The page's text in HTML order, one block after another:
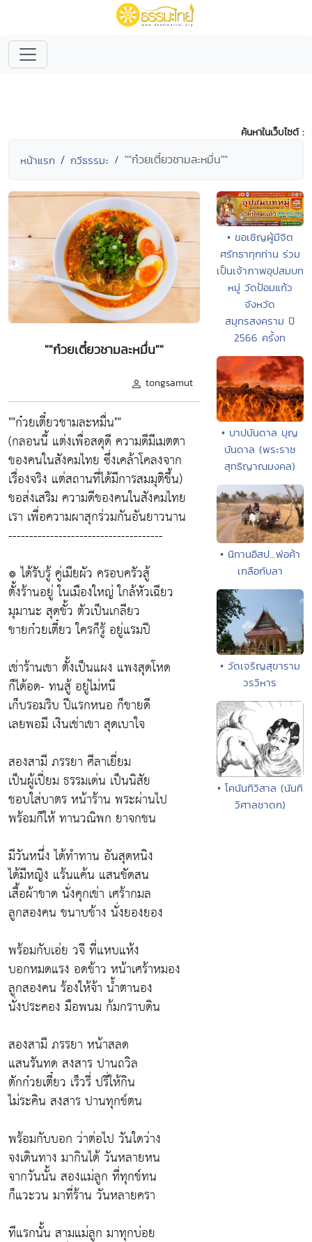
ค้นหาในเว็บไซต์ :
หน้าแรก กวีธรรมะ ""ก๋วยเตี๋ยวชามละหมื่น""
""ก๋วยเตี๋ยวชามละหมื่น""
tongsamut
""ก๋วยเตี๋ยวชามละหมื่น""
(กลอนนี้ แต่งเพื่อสดุดี ความดีมีเมตตา
ของคนในสังคมไทย ซึ่งเคล้าโคลงจาก
เรื่องจริง แต่สถานที่ได้มีการสมมุติขึ้น)
ขอส่งเสริม ความดีของคนในสังคมไทย
เรา เพื่อความผาสุกร่วมกันอันยาวนาน
-------------------------------------
๏ ได้รับรู้ คู่เมียผัว ครอบครัวสู้
ตั้งร้านอยู่ ในเมืองใหญ่ ใกล้หัวเฉียว
มุมานะ สุดขั้ว ตัวเป็นเกลียว
ขายก๋วยเตี๋ยว ใครก็รู้ อยู่แรมปี
เช่าร้านเขา ตั้งเป็นแผง แพงสุดโหด
ก็ได้อด- ทนสู้ อยู่ไม่หนี
เก็บรอมริบ ปีแรกหนอ ก็ขายดี
เลยพอมี เงินเช่าเขา สุดเบาใจ
สองสามี ภรรยา ศีลาเยี่ยม
เป็นผู้เปี่ยม ธรรมเด่น เป็นนิสัย
ชอบใส่บาตร หน้าร้าน พระผ่านไป
พร้อมก็ให้ ทานวณิพก ยาจกชน
มีวันหนึ่ง ได้ทำทาน อันสุดหนิง
ได้มีหญิง แร้นแค้น แสนขัดสน
เสื้อผ้าขาด นั่งคุกเข่า เศร้ากมล
ลูกสองคน ขนาบข้าง นั่งยองยอง
พร้อมกับเอ่ย วจี ที่แหบแห้ง
บอกหมดแรง อดข้าว หน้าเศร้าหมอง
ลูกสองคน ร้องให้จ้า น้ำตานอง
นั่งประคอง มือพนม ก้มกราบดิน
สองสามี ภรรยา หน้าสลด
แสนรันทด สงสาร ปานถวิล
ตักก๋วยเตี๋ยว เร็วรี่ ปรี่ให้กิน
ไม่ระคิน สงสาร ปานทุกข์ตน
พร้อมกับบอก ว่าต่อไป วันใดว่าง
จงเดินทาง มากินได้ วันหลายหน
จากวันนั้น สองแม่ลูก ที่ทุกข์ทน
ก็แวะวน มาที่ร้าน วันหลายครา
ทีแรกนั้น สามแม่ลูก มาทุกบ่อย
• ขอเชิญผู้มีจิต
ศรัทธาทุกท่าน ร่วม
เป็นเจ้าภาพอุปสมบท
หมู่ วัดป้อมแก้ว
จังหวัด
สมุทรสงคราม ปี
2566 ครั้งท
• บาปบันดาล บุญ
บันดาล (พระราช
สุทธิญาณมงคล)
• นิทานอีสป...พ่อค้า
เกลือกับลา
• วัดเจริญสุขาราม
วรวิหาร
• โคนันทิวิสาล (นันทิ
วิศาลชาดก)